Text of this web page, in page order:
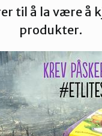
til å la være å
produkter.